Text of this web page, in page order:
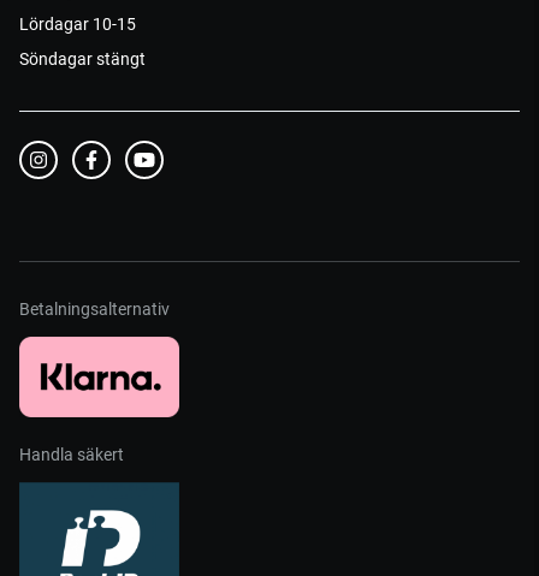
Lördagar 10-15
Söndagar stängt
Betalningsalternativ
Handla säkert